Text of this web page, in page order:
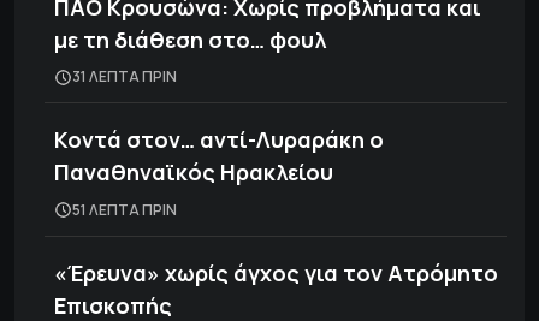
ΠΑΟ Κρουσώνα: Χωρίς προβλήματα και
με τη διάθεση στο… φουλ
31 ΛΕΠΤΑ ΠΡΙΝ
Κοντά στον… αντί-Λυραράκη ο
Παναθηναϊκός Ηρακλείου
51 ΛΕΠΤΑ ΠΡΙΝ
«Έρευνα» χωρίς άγχος για τον Ατρόμητο
Επισκοπής